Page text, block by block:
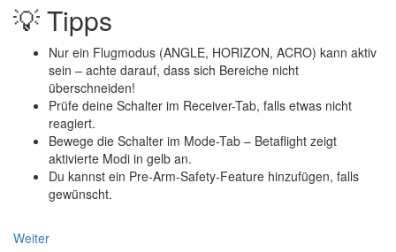
💡 Tipps
Nur ein Flugmodus (ANGLE, HORIZON, ACRO) kann aktiv
sein – achte darauf, dass sich Bereiche nicht
überschneiden!
Prüfe deine Schalter im Receiver-Tab, falls etwas nicht
reagiert.
Bewege die Schalter im Mode-Tab – Betaflight zeigt
aktivierte Modi in gelb an.
Du kannst ein Pre-Arm-Safety-Feature hinzufügen, falls
gewünscht.
Weiter